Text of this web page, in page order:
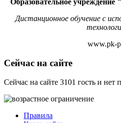
Образовательное учреждение
Дистанционное обучение с
www.pk-
Сейчас на сайте
Сейчас на сайте 3101 гость и нет
Правила